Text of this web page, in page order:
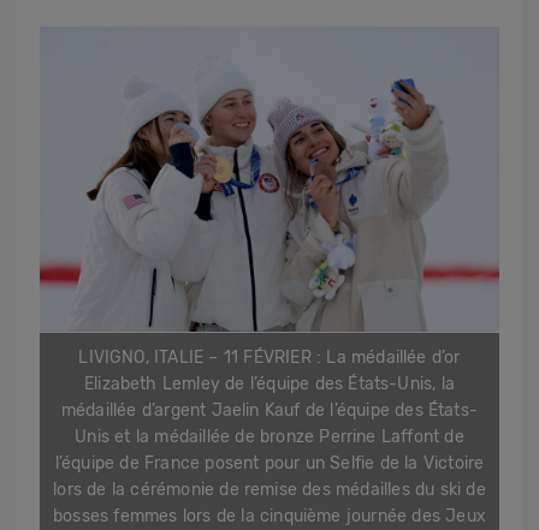
LIVIGNO, ITALIE – 11 FÉVRIER : La médaillée d’or
Elizabeth Lemley de l’équipe des États-Unis, la
médaillée d’argent Jaelin Kauf de l’équipe des États-
Unis et la médaillée de bronze Perrine Laffont de
l’équipe de France posent pour un Selfie de la Victoire
lors de la cérémonie de remise des médailles du ski de
bosses femmes lors de la cinquième journée des Jeux